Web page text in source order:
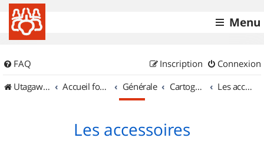
Menu
FAQ Connexion
Inscription
UtagawaVTT (Randos VTT et VTTAE avec traces GPS)
Accueil forum Générale Cartographie et GPS Les accessoires
Les accessoires